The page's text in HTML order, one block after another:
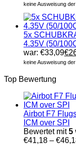
keine Ausweisung
5x
4.35V (50/
war: €33,09€
keine Ausweisung
Top Bewertung
Airbot F7
ICM over SPI
Bewertet mit5
€41,18 – €